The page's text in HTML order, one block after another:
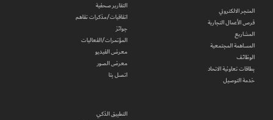
المتجر الالكتروني
فرص الأعمال التجارية
المشاريع
المساهمة المجتمعية
الوظائف
بطاقات تعاونية الاتحاد
خدمة التوصيل
التقارير صحفية
اتفاقيات/مذكرات تفاهم
جوائز
المؤتمرات/الفعاليات
معرض الفيديو
معرض الصور
اتصل بنا
التطبيق الذكي